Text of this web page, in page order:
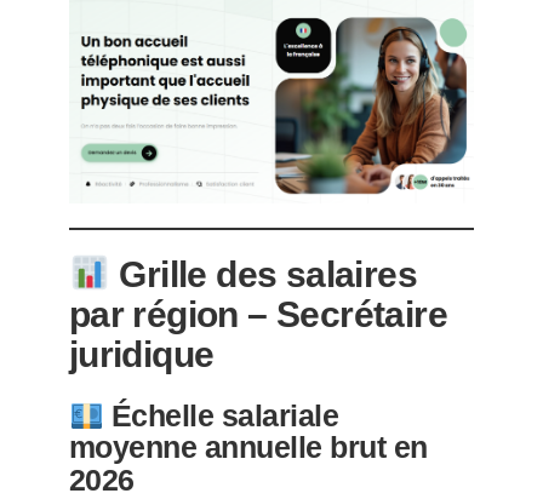
Grille des salaires
par région – Secrétaire
juridique
Échelle salariale
moyenne annuelle brut en
2026